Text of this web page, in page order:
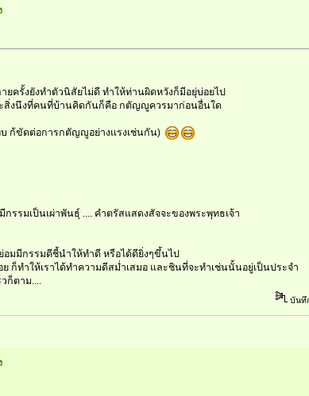
ครั้งยังทำตัวนิสัยไม่ดี ทำให้ท่านผิดหวังก็มีอยุ่บ่อยไป
งนึงที่คนที่บ้านคิดกันก็คือ กตัญญูควรมาก่อนอื่นใด
บ ก้ขัดต่อการกตัญญูอย่างแรงเช่นกัน)
รรมเป็นเผ่าพันธุ์ .... คำตรัสแสดงสัจจะของพระพุทธเจ้า
อมมีกรรมดีชี้นำให้ทำดี หรือได้ดียิ่งๆขึ้นไป
ก็ทำให้เราได้ทำความดีสม่ำเสมอ และชินที่จะทำเช่นนั้นอยู่เป็นประจำ
ก็ตาม....
บันทึ